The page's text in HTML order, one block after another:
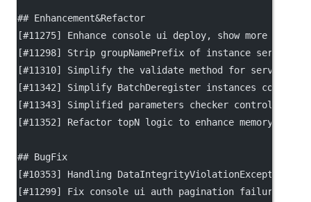
## Enhancement&Refactor
[#11275] Enhance console ui deploy, show more
[#11298] Strip groupNamePrefix of instance
[#11310] Simplify the validate method for
[#11342] Simplify BatchDeregister instances
[#11343] Simplified parameters checker control logic.
[#11352] Refactor topN logic to enhance memory usage
## BugFix
[#10353] Handling DataIntegrityViolationException
[#11299] Fix console ui auth pagination failure.